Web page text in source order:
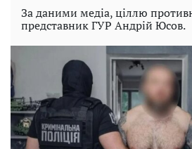
За даними медіа, ціллю
представник ГУР Андрій Юсов.